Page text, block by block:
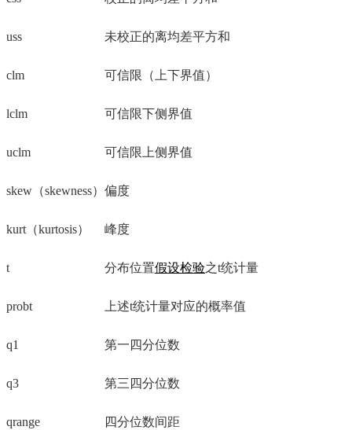
uss 未校正的离均差平方和
clm 可信限（上下界值）
lclm 可信限下侧界值
uclm 可信限上侧界值
skew（skewness） 偏度
kurt（kurtosis） 峰度
t 分布位置假设检验之t统计量
probt 上述t统计量对应的概率值
q1 第一四分位数
q3 第三四分位数
qrange 四分位数间距